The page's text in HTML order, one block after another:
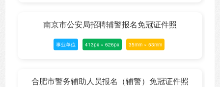
南京市公安局招聘辅警报名免冠证件照
事业单位 413px × 626px 35mm × 53mm
合肥市警务辅助人员报名（辅警）免冠证件照